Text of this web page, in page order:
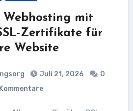
Webhosting mit
Zertifikate für
Website
Juli 21, 2026
0
Kommentare